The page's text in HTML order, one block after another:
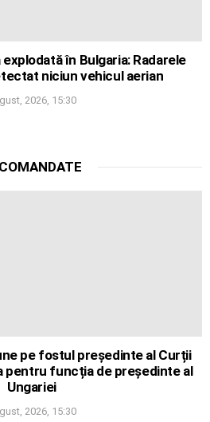
în Bulgaria: Radarele
niciun vehicul aerian
2026, 15:30
pe fostul președinte al Curții
pentru funcția de președinte al
Ungariei
2026, 15:30